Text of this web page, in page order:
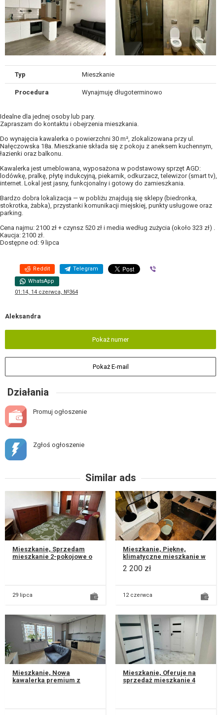
Typ Mieszkanie
Procedura Wynajmuję długoterminowo
Idealne dla jednej osoby lub pary.
Zapraszam do kontaktu i obejrzenia mieszkania.
Do wynajęcia kawalerka o powierzchni 30 m², zlokalizowana przy ul.
Nałęczowska 18a. Mieszkanie składa się z pokoju z aneksem kuchennym,
łazienki oraz balkonu.
Kawalerka jest umeblowana, wyposażona w podstawowy sprzęt AGD:
lodówkę, pralkę, płytę indukcyjną, piekarnik, odkurzacz, telewizor (smart tv),
internet. Lokal jest jasny, funkcjonalny i gotowy do zamieszkania.
Bardzo dobra lokalizacja — w pobliżu znajdują się sklepy (biedronka,
stokrotka, żabka), przystanki komunikacji miejskiej, punkty usługowe oraz
parking.
Cena najmu: 2100 zł + czynsz 520 zł i media według zużycia (około 323 zł) .
Kaucja: 2100 zł.
Dostępne od: 9 lipca
Reddit Telegram
WhatsApp
01:14, 14 czerwca, №364
Aleksandra
Pokaż numer
Pokaż E-mail
Działania
Promuj ogłoszenie
Zgłoś ogłoszenie
Similar ads
Mieszkanie, Sprzedam
mieszkanie 2-pokojowe o
29 lipca
Mieszkanie, Piękne,
klimatyczne mieszkanie w
secesyjnej kamienicy
położonej w centrum
2 200 zł
12 czerwca
Mieszkanie, Nowa
kawalerka premium z
Mieszkanie, Oferuje na
sprzedaż mieszkanie 4